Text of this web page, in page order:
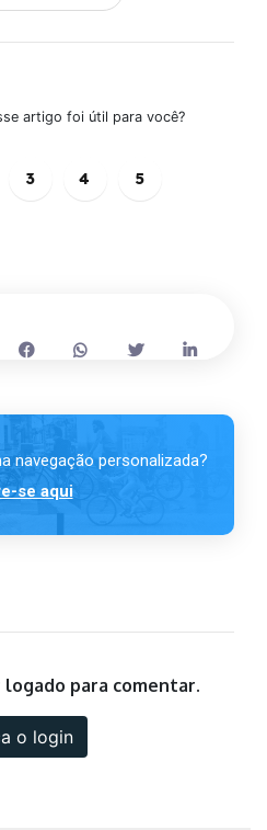
artigo foi útil para você?
3 4 5
navegação personalizada?
se aqui
logado para comentar.
o login